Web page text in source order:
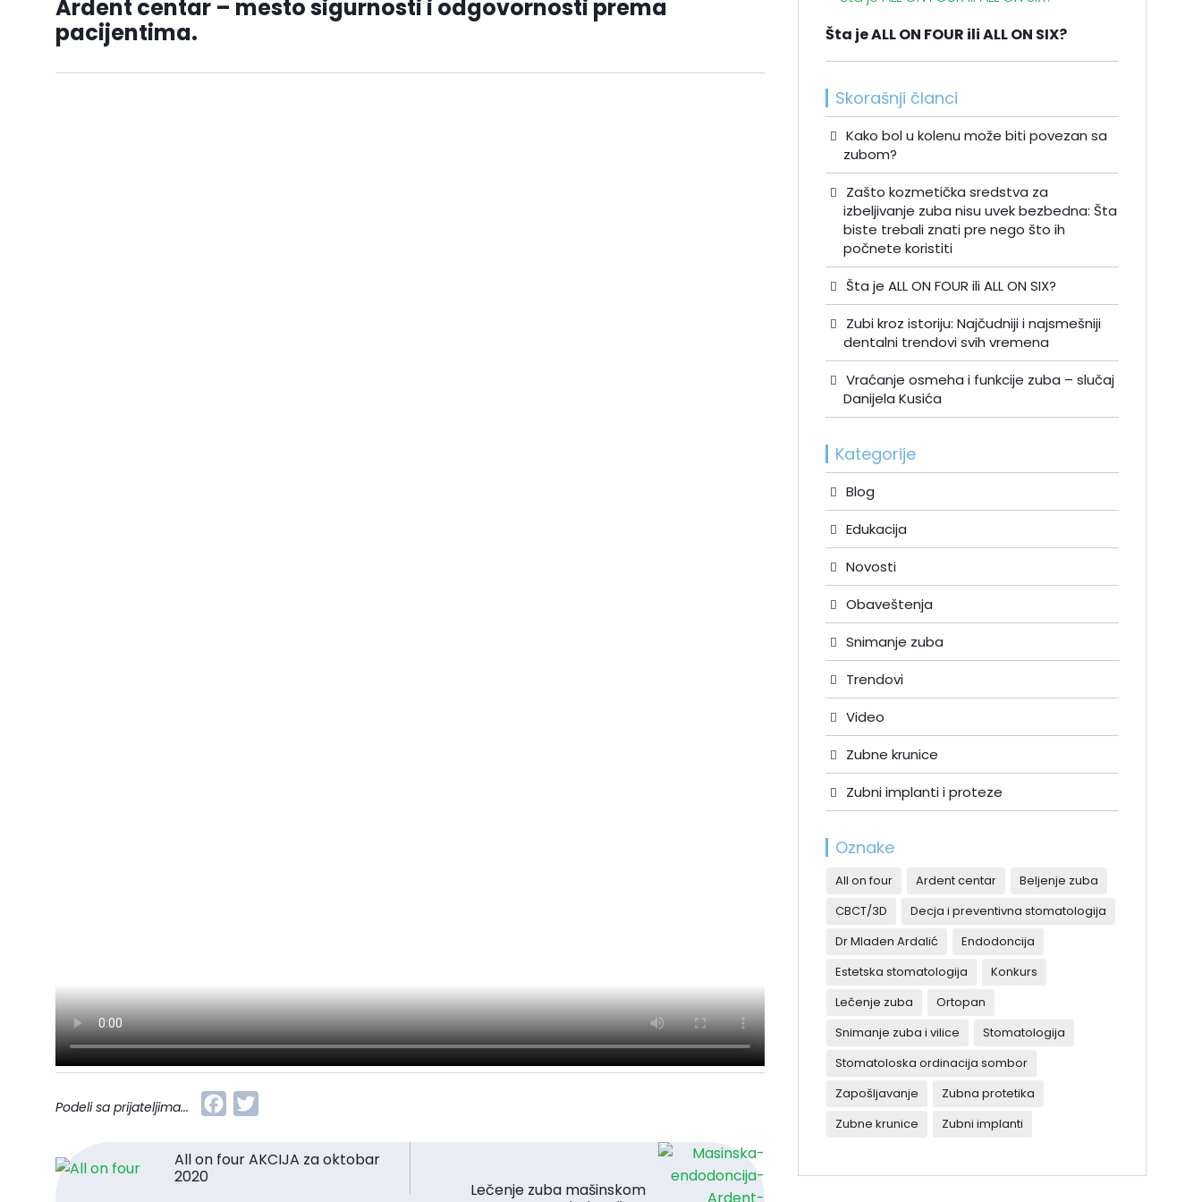
Ardent centar – mesto sigurnosti i odgovornosti prema
pacijentima.
Podeli sa prijateljima... Facebook
All on four AKCIJA za oktobar
2020
Lečenje zuba mašinskom
Šta je ALL ON FOUR ili ALL ON SIX?
Skorašnji članci
Kako bol u kolenu može biti povezan sa
zubom?
Zašto kozmetička sredstva za
izbeljivanje zuba nisu uvek bezbedna: Šta
biste trebali znati pre nego što ih
počnete koristiti
Šta je ALL ON FOUR ili ALL ON SIX?
Zubi kroz istoriju: Najčudniji i najsmešniji
dentalni trendovi svih vremena
Vraćanje osmeha i funkcije zuba – slučaj
Danijela Kusića
Kategorije
Blog
Edukacija
Novosti
Obaveštenja
Snimanje zuba
Trendovi
Video
Zubne krunice
Zubni implanti i proteze
Oznake
All on four Ardent centar
Beljenje zuba
CBCT/3D
Decja i preventivna stomatologija
Dr Mladen Ardalić
Endodoncija
Estetska stomatologija
Konkurs
Lečenje zuba
Ortopan
Snimanje zuba i vilice
Stomatologija
Stomatoloska ordinacija sombor
Zapošljavanje
Zubna protetika
Zubne krunice
Zubni implanti